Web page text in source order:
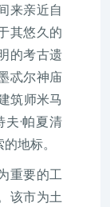
来亲近自
其悠久的
的考古遗
忒尔神庙
筑师米马
·帕夏清
地标。
重要的工
该市为土